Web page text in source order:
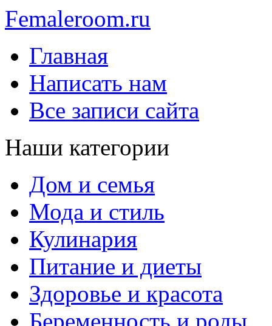
Femaleroom.ru
Главная
Написать нам
Все записи сайта
Наши категории
Дом и семья
Мода и стиль
Кулинария
Питание и диеты
Здоровье и красота